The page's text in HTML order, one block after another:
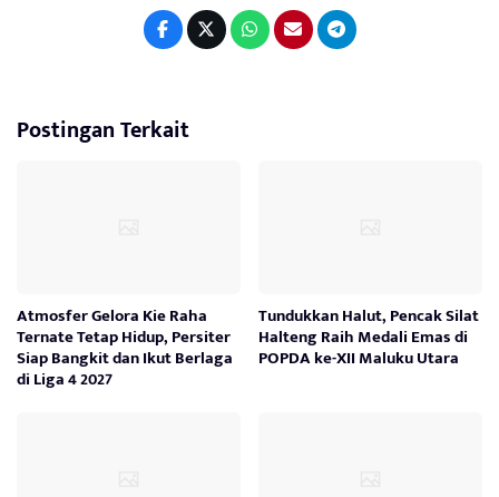
Postingan Terkait
Atmosfer Gelora Kie Raha
Ternate Tetap Hidup, Persiter
Siap Bangkit dan Ikut Berlaga
di Liga 4 2027
Tundukkan Halut, Pencak Silat
Halteng Raih Medali Emas di
POPDA ke-XII Maluku Utara